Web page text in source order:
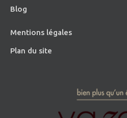
Blog
Mentions légales
Plan du site